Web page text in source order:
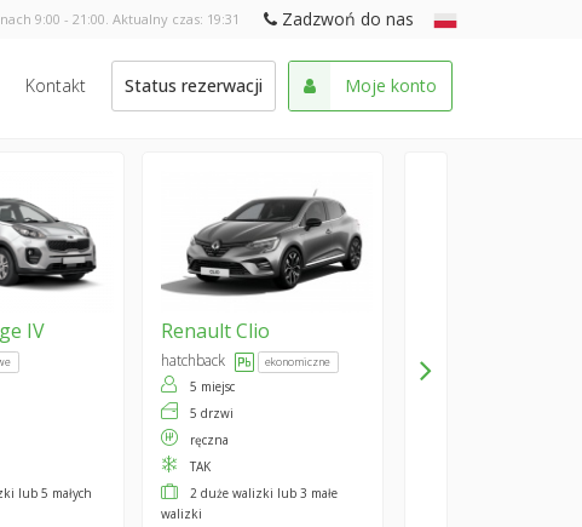
9:00 - 21:00. Aktualny czas: 19:31 Zadzwoń do nas
Kontakt Status rezerwacji Moje konto
IV
lub 5 małych
RenaultClio
hatchback ekonomiczne
5 miejsc
5 drzwi
ręczna
TAK
2 duże walizki lub 3 małe
walizki